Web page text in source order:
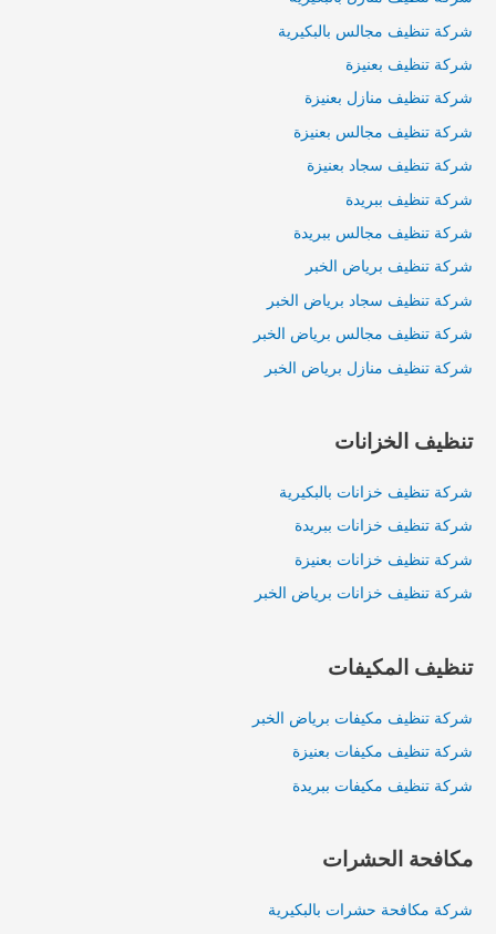
شركة تنظيف مجالس بالبكيرية
شركة تنظيف بعنيزة
شركة تنظيف منازل بعنيزة
شركة تنظيف مجالس بعنيزة
شركة تنظيف سجاد بعنيزة
شركة تنظيف ببريدة
شركة تنظيف مجالس ببريدة
شركة تنظيف برياض الخبر
شركة تنظيف سجاد برياض الخبر
شركة تنظيف مجالس برياض الخبر
شركة تنظيف منازل برياض الخبر
تنظيف الخزانات
شركة تنظيف خزانات بالبكيرية
شركة تنظيف خزانات ببريدة
شركة تنظيف خزانات بعنيزة
شركة تنظيف خزانات برياض الخبر
تنظيف المكيفات
شركة تنظيف مكيفات برياض الخبر
شركة تنظيف مكيفات بعنيزة
شركة تنظيف مكيفات ببريدة
مكافحة الحشرات
شركة مكافحة حشرات بالبكيرية